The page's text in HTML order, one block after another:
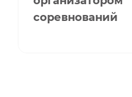
соревнований